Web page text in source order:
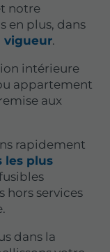
notre
en plus, dans
vigueur.
intérieure
appartement
aux
rapidement
les plus
hors services
dans la